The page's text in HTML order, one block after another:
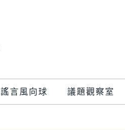
謠言風向球 議題觀察室